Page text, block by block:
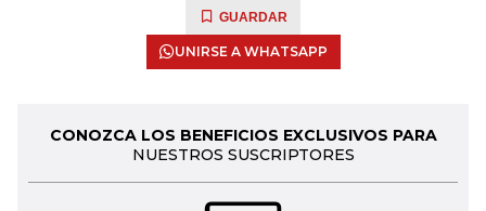
GUARDAR
UNIRSE A WHATSAPP
CONOZCA LOS BENEFICIOS EXCLUSIVOS PARA
NUESTROS SUSCRIPTORES